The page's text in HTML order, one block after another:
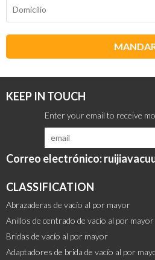
KEEP IN TOUCH
Correo electrónico:
CLASSIFICATION
Abrazaderas de vacío al por mayor
Anillos de centrado de vacío al por mayor
Bridas de vacío al por mayor
Adaptadores de brida de vacío al por